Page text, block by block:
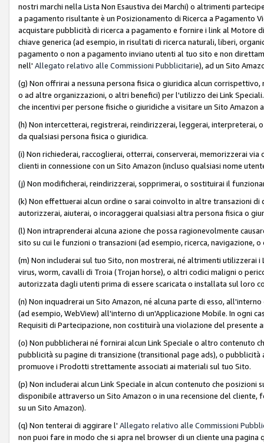
nostri marchi nella Lista Non Esaustiva dei Marchi) o altrimenti
a pagamento risultante è un Posizionamento di Ricerca a Pagamento
acquistare pubblicità di ricerca a pagamento e fornire i link al Motore
chiave generica (ad esempio, in risultati di ricerca naturali, liberi,
pagamento o non a pagamento inviano utenti al tuo sito e non
nell' Allegato relativo alle Commissioni Pubblicitarie), ad un Sito
(g) Non offrirai a nessuna persona fisica o giuridica alcun
o ad altre organizzazioni, o altri benefici) per l'utilizzo dei Link
che incentivi per persone fisiche o giuridiche a visitare un Sito
(h) Non intercetterai, registrerai, reindirizzerai, leggerai,
da qualsiasi persona fisica o giuridica.
(i) Non richiederai, raccoglierai, otterrai, conserverai, memorizzerai
clienti in connessione con un Sito Amazon (incluso qualsiasi nome
(j) Non modificherai, reindirizzerai, sopprimerai, o sostituirai il
(k) Non effettuerai alcun ordine o sarai coinvolto in altre transazioni
autorizzerai, aiuterai, o incoraggerai qualsiasi altra persona fisica o
(l) Non intraprenderai alcuna azione che possa ragionevolmente
sito su cui le funzioni o transazioni (ad esempio, ricerca, navigazione,
(m) Non includerai sul tuo Sito, non mostrerai, né altrimenti utilizzerai
virus, worm, cavalli di Troia (Trojan horse), o altri codici maligni o
autorizzata dagli utenti prima di essere scaricata o installata sul loro
(n) Non inquadrerai un Sito Amazon, né alcuna parte di esso,
(ad esempio, WebView) all'interno di un'Applicazione Mobile. In ogni
Requisiti di Partecipazione, non costituirà una violazione del presente
(o) Non pubblicherai né fornirai alcun Link Speciale o altro contenuto
pubblicità su pagine di transizione (transitional page ads), o
promuove i Prodotti strettamente associati ai materiali sul tuo Sito.
(p) Non includerai alcun Link Speciale in alcun contenuto che
disponibile attraverso un Sito Amazon o in una recensione del
su un Sito Amazon).
(q) Non tenterai di aggirare l' Allegato relativo alle Commissioni
non puoi fare in modo che si apra nel browser di un cliente una